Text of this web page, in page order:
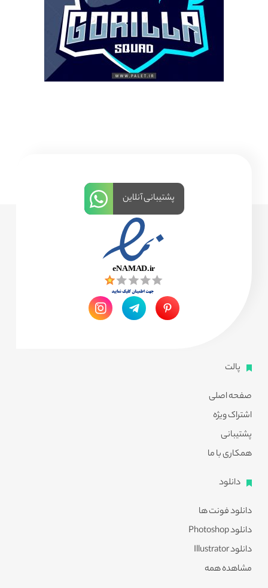
پالت
صفحه اصلی
اشتراک ویژه
پشتیبانی
همکاری با ما
دانلود
دانلود فونت ها
دانلود Photoshop
دانلود Illustrator
مشاهده همه
پشتیبانی آنلاین